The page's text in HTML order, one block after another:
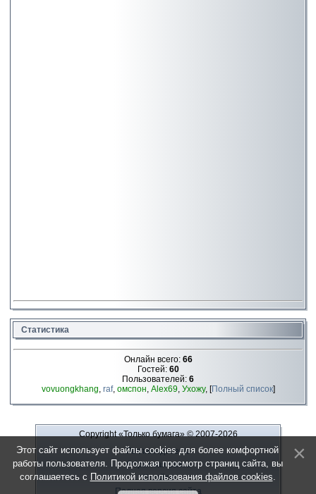
Статистика
Онлайн всего: 66
Гостей: 60
Пользователей: 6
vovuongkhang, raf, омспон, Alex69, Ухожу, [Полный список]
Copyright «Только бумага»© 2007-2026
Рекламодателю
Обратная связь
О сайте
Полная версия сайта
Этот сайт использует файлы cookies для более комфортной
работы пользователя. Продолжая просмотр страниц сайта, вы
соглашаетесь с Политикой использования файлов cookies.